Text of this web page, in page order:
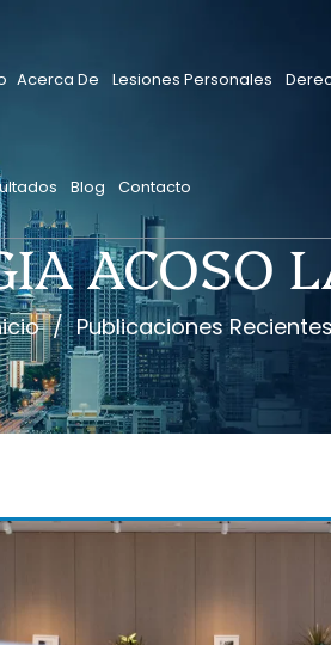
Acerca De Lesiones Personales
Blog Contacto
ACOSO
/ Publicaciones